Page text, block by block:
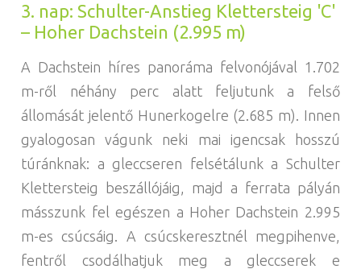
3. nap: Schulter-Anstieg Klettersteig 'C'
– Hoher Dachstein (2.995 m)
A Dachstein híres panoráma felvonójával 1.702
m-ről néhány perc alatt feljutunk a felső
állomását jelentő Hunerkogelre (2.685 m). Innen
gyalogosan vágunk neki mai igencsak hosszú
túránknak: a gleccseren felsétálunk a Schulter
Klettersteig beszállójáig, majd a ferrata pályán
másszunk fel egészen a Hoher Dachstein 2.995
m-es csúcsáig. A csúcskeresztnél megpihenve,
fentről csodálhatjuk meg a gleccserek e